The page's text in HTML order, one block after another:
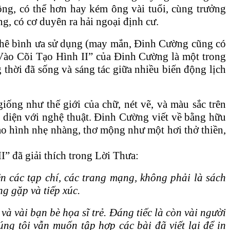
có thể hơn hay kém ông vài tuổi, cùng trưởng
có cơ duyên ra hải ngoại định cư.
bình ưa sử dụng (may mắn, Đinh Cường cũng có
Cõi Tạo Hình II” của Đinh Cường là một trong
đã sống và sáng tác giữa nhiều biến động lịch
như thế giới của chữ, nét vẽ, và màu sắc trên
với nghệ thuật. Đinh Cường viết về bằng hữu
hình nhẹ nhàng, thơ mộng như một hơi thở thiền,
đã giải thích trong Lời Thưa:
tạp chí, các trang mạng, không phải là sách
gặp và tiếp xúc.
vài bạn bè họa sĩ trẻ. Đáng tiếc là còn vài người
tôi vẫn muốn tập hợp các bài đã viết lại để in